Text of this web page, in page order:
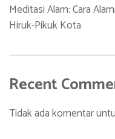
Meditasi Alam: Cara
Hiruk-Pikuk Kota
Recent
Tidak ada komentar